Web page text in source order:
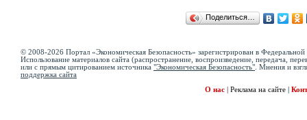
Поделиться…
© 2008-2026 Портал «Экономическая Безопасность» зарегистрирован в
Использование материалов сайта (распространение, воспроизведение, передача,
или с прямым цитированием источника "Экономическая Безопасность" . Мнения и
поддержка сайта
О нас
Реклама на сайте